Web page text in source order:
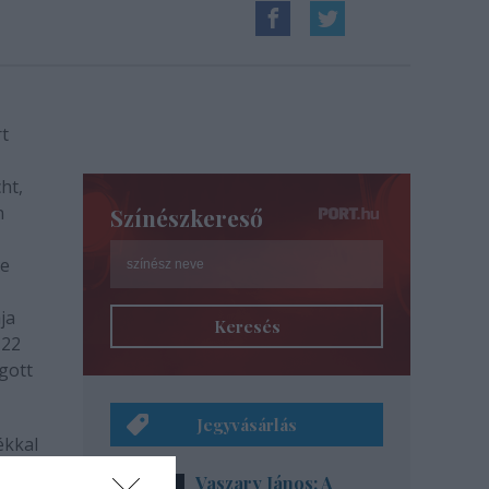
Színészkereső
Keresés
Jegyvásárlás
Vaszary János: A